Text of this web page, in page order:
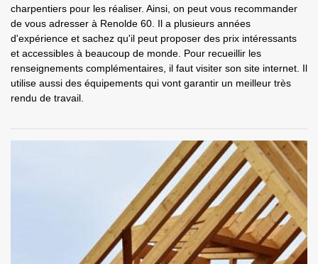
charpentiers pour les réaliser. Ainsi, on peut vous recommander
de vous adresser à Renolde 60. Il a plusieurs années
d'expérience et sachez qu'il peut proposer des prix intéressants
et accessibles à beaucoup de monde. Pour recueillir les
renseignements complémentaires, il faut visiter son site internet. Il
utilise aussi des équipements qui vont garantir un meilleur très
rendu de travail.